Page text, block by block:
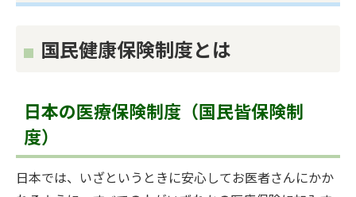
国民健康保険制度とは
日本の医療保険制度（国民皆保険制
度）
日本では、いざというときに安心してお医者さんにかか